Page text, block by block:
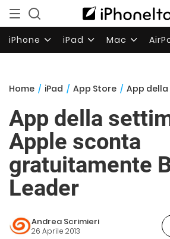
iPhone iPad Mac
Home / iPad / App Store / App della
App della
Apple sconta
gratuitamente
Leader
Andrea Scrimieri
26 Aprile 2013